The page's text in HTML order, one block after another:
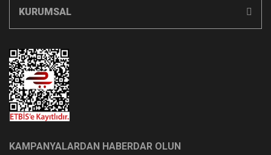
KURUMSAL
KAMPANYALARDAN HABERDAR OLUN